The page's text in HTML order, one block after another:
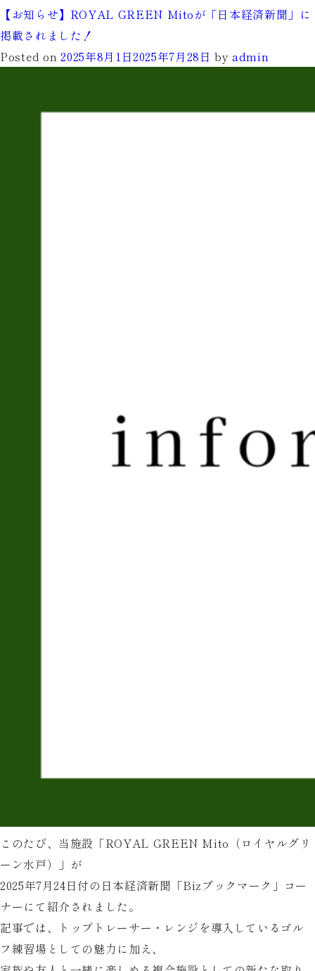
イ
ド
ミ
の
お
【お知らせ】ROYAL GREEN Mitoが「日本経済新聞」に
掲載されました！
Posted on2025年8月1日2025年7月28日 byadmin
このたび、当施設「ROYAL GREEN Mito（ロイヤルグリ
ーン水戸）」が
2025年7月24日付の日本経済新聞「Bizブックマーク」コー
ナーにて紹介されました。
記事では、トップトレーサー・レンジを導入しているゴル
フ練習場としての魅力に加え、